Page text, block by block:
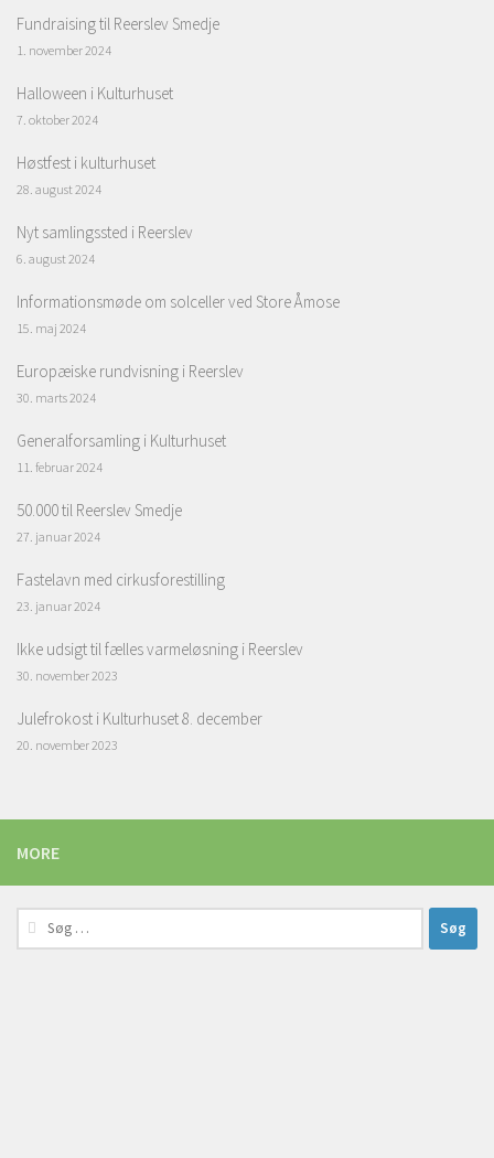
Fundraising til Reerslev Smedje
1. november 2024
Halloween i Kulturhuset
7. oktober 2024
Høstfest i kulturhuset
28. august 2024
Nyt samlingssted i Reerslev
6. august 2024
Informationsmøde om solceller ved Store Åmose
15. maj 2024
Europæiske rundvisning i Reerslev
30. marts 2024
Generalforsamling i Kulturhuset
11. februar 2024
50.000 til Reerslev Smedje
27. januar 2024
Fastelavn med cirkusforestilling
23. januar 2024
Ikke udsigt til fælles varmeløsning i Reerslev
30. november 2023
Julefrokost i Kulturhuset 8. december
20. november 2023
MORE
Søg
efter: